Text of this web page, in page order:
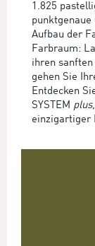
1.825
Aufbau der
Farbraum:
ihren
gehen Sie
Entdecken
SYSTEM plus
einzigartiger